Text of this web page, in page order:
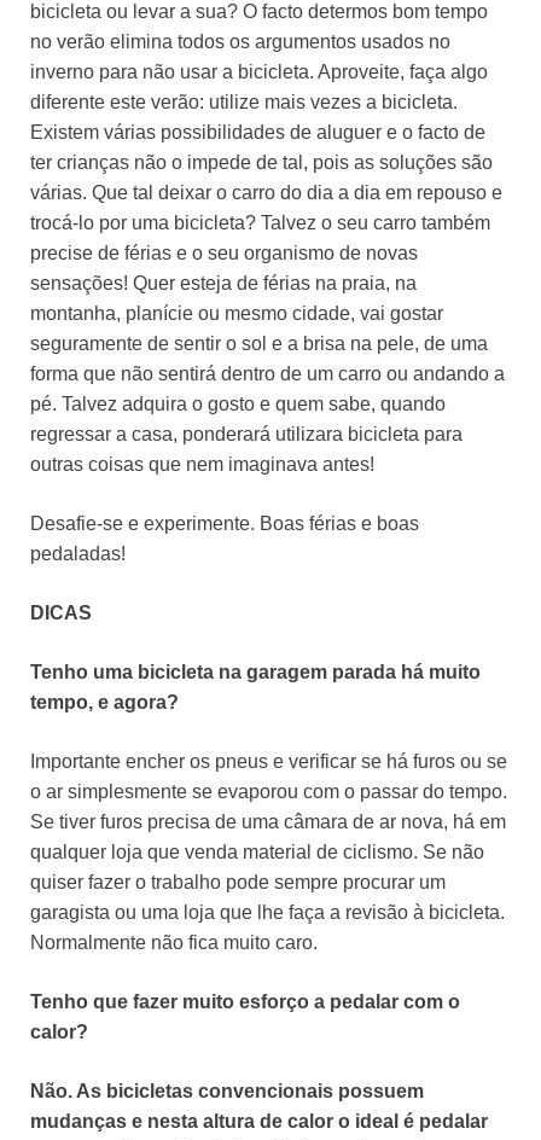
bicicleta ou levar a sua? O facto determos bom tempo
no verão elimina todos os argumentos usados no
inverno para não usar a bicicleta. Aproveite, faça algo
diferente este verão: utilize mais vezes a bicicleta.
Existem várias possibilidades de aluguer e o facto de
ter crianças não o impede de tal, pois as soluções são
várias. Que tal deixar o carro do dia a dia em repouso e
trocá-lo por uma bicicleta? Talvez o seu carro também
precise de férias e o seu organismo de novas
sensações! Quer esteja de férias na praia, na
montanha, planície ou mesmo cidade, vai gostar
seguramente de sentir o sol e a brisa na pele, de uma
forma que não sentirá dentro de um carro ou andando a
pé. Talvez adquira o gosto e quem sabe, quando
regressar a casa, ponderará utilizara bicicleta para
outras coisas que nem imaginava antes!
Desafie-se e experimente. Boas férias e boas
pedaladas!
DICAS
Tenho uma bicicleta na garagem parada há muito
tempo, e agora?
Importante encher os pneus e verificar se há furos ou se
o ar simplesmente se evaporou com o passar do tempo.
Se tiver furos precisa de uma câmara de ar nova, há em
qualquer loja que venda material de ciclismo. Se não
quiser fazer o trabalho pode sempre procurar um
garagista ou uma loja que lhe faça a revisão à bicicleta.
Normalmente não fica muito caro.
Tenho que fazer muito esforço a pedalar com o
calor?
Não. As bicicletas convencionais possuem
mudanças e nesta altura de calor o ideal é pedalar